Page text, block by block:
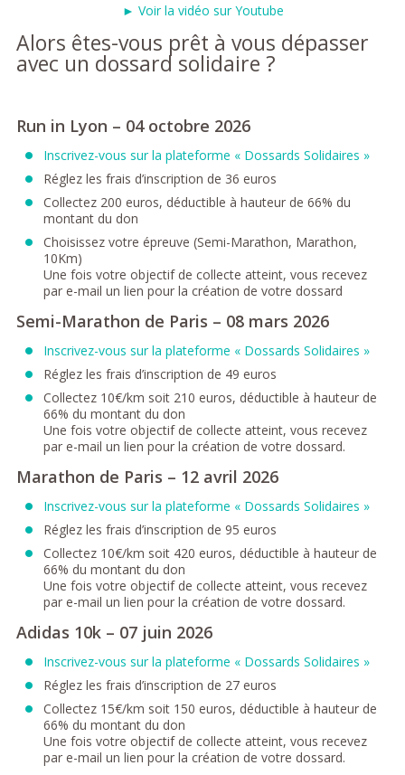
► Voir la vidéo sur Youtube
Alors êtes-vous prêt à vous dépasser
avec un dossard solidaire ?
Run in Lyon – 04 octobre 2026
Inscrivez-vous sur la plateforme « Dossards Solidaires »
Réglez les frais d’inscription de 36 euros
Collectez 200 euros, déductible à hauteur de 66% du
montant du don
Choisissez votre épreuve (Semi-Marathon, Marathon,
10Km)
Une fois votre objectif de collecte atteint, vous recevez
par e-mail un lien pour la création de votre dossard
Semi-Marathon de Paris – 08 mars 2026
Inscrivez-vous sur la plateforme « Dossards Solidaires »
Réglez les frais d’inscription de 49 euros
Collectez 10€/km soit 210 euros, déductible à hauteur de
66% du montant du don
Une fois votre objectif de collecte atteint, vous recevez
par e-mail un lien pour la création de votre dossard.
Marathon de Paris – 12 avril 2026
Inscrivez-vous sur la plateforme « Dossards Solidaires »
Réglez les frais d’inscription de 95 euros
Collectez 10€/km soit 420 euros, déductible à hauteur de
66% du montant du don
Une fois votre objectif de collecte atteint, vous recevez
par e-mail un lien pour la création de votre dossard.
Adidas 10k – 07 juin 2026
Inscrivez-vous sur la plateforme « Dossards Solidaires »
Réglez les frais d’inscription de 27 euros
Collectez 15€/km soit 150 euros, déductible à hauteur de
66% du montant du don
Une fois votre objectif de collecte atteint, vous recevez
par e-mail un lien pour la création de votre dossard.